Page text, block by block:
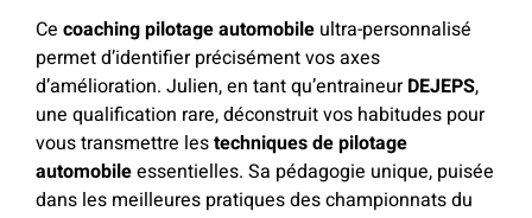
Ce coaching pilotage automobile ultra-personnalisé
permet d’identifier précisément vos axes
d’amélioration. Julien,en tant qu’entraineurDEJEPS,
une qualification rare,déconstruit vos habitudes pour
vous transmettre lestechniques de pilotage
automobileessentielles. Sa pédagogie unique, puisée
dans les meilleures pratiques des championnats du